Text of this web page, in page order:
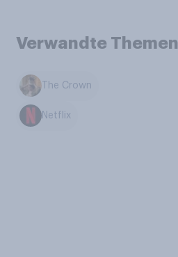
Verwandte Themen
The Crown
Netflix